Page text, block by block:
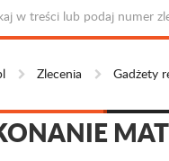
Zlecenia Gadżety